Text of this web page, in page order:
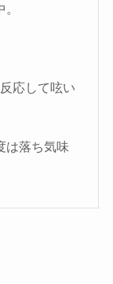
応して呟い
は落ち気味